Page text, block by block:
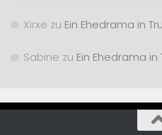
Xirxe zu Ein Ehedrama in
Sabine zu Ein Ehedrama